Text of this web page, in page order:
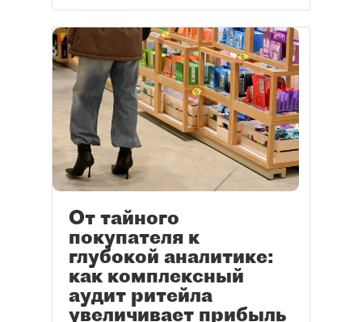
От тайного
покупателя к
глубокой аналитике:
как комплексный
аудит ритейла
увеличивает прибыль